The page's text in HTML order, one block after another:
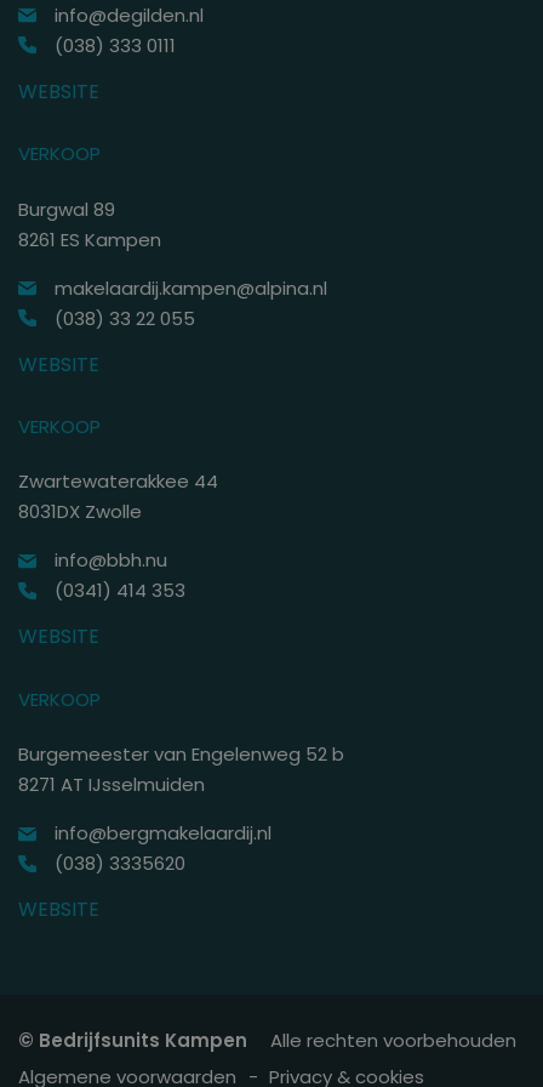
Schrijf je in
info@degilden.nl
(038) 333 0111
WEBSITE
VERKOOP
Burgwal 89
8261 ES Kampen
makelaardij.kampen@alpina.nl
(038) 33 22 055
WEBSITE
VERKOOP
Zwartewaterakkee 44
8031DX Zwolle
info@bbh.nu
(0341) 414 353
WEBSITE
VERKOOP
Burgemeester van Engelenweg 52 b
8271 AT IJsselmuiden
info@bergmakelaardij.nl
(038) 3335620
WEBSITE
© Bedrijfsunits Kampen
Alle rechten voorbehouden
Algemene voorwaarden
Privacy & cookies